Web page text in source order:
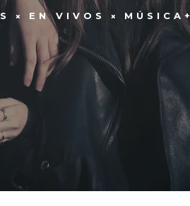
EN VIVOS MÚSICA+